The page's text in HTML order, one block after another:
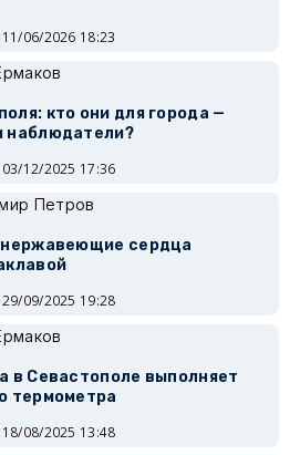
11/06/2026 18:23
кто они для города —
наблюдатели?
03/12/2025 17:36
Петров
сердца
29/09/2025 19:28
в Севастополе выполняет
термометра
18/08/2025 13:48